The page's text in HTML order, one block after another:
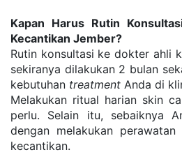
Kapan Harus Rutin
Kecantikan Jember?
Rutin konsultasi ke dokter ahli
sekiranya dilakukan 2 bulan
kebutuhan treatment Anda di
Melakukan ritual harian skin
perlu. Selain itu, sebaiknya
dengan melakukan
kecantikan.